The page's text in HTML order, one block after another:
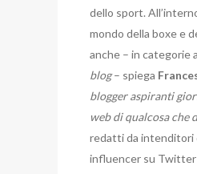
dello sport.
mondo della boxe e
anche – in categorie
blog– spiega
blogger aspiranti
web di qualcosa che
redatti da intenditori
influencer su Twitter